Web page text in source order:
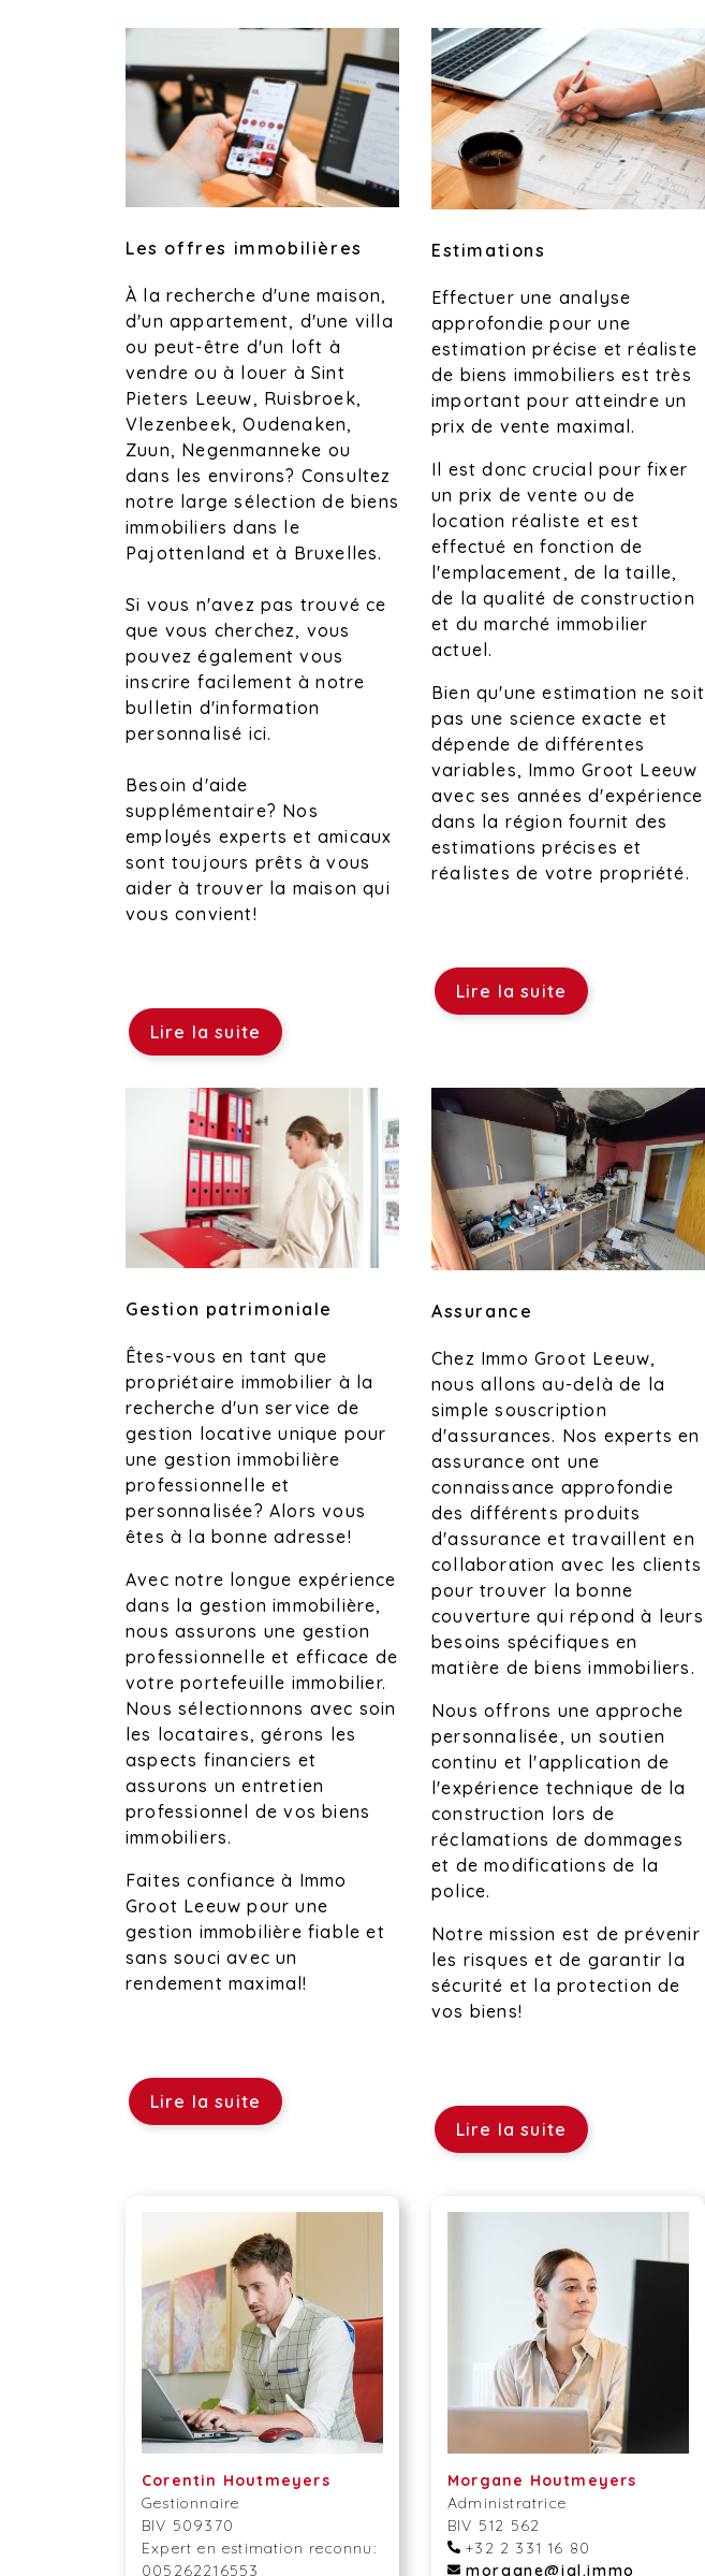
Les offres immobilières
À la recherche d'une maison,
d'un appartement, d'une villa
ou peut-être d'un loft à
vendre ou à louer à Sint
Pieters Leeuw, Ruisbroek,
Vlezenbeek, Oudenaken,
Zuun, Negenmanneke ou
dans les environs? Consultez
notre large sélection de biens
immobiliers dans le
Pajottenland et à Bruxelles.
Si vous n'avez pas trouvé ce
que vous cherchez, vous
pouvez également vous
inscrire facilement à notre
bulletin d'information
personnalisé ici.
Besoin d'aide
supplémentaire? Nos
employés experts et amicaux
sont toujours prêts à vous
aider à trouver la maison qui
vous convient!
Lire la suite
Estimations
Effectuer une analyse
approfondie pour une
estimation précise et réaliste
de biens immobiliers est très
important pour atteindre un
prix de vente maximal.
Il est donc crucial pour fixer
un prix de vente ou de
location réaliste et est
effectué en fonction de
l'emplacement, de la taille,
de la qualité de construction
et du marché immobilier
actuel.
Bien qu'une estimation ne soit
pas une science exacte et
dépende de différentes
variables, Immo Groot Leeuw
avec ses années d'expérience
dans la région fournit des
estimations précises et
réalistes de votre propriété.
Lire la suite
Gestion patrimoniale
Êtes-vous en tant que
propriétaire immobilier à la
recherche d'un service de
gestion locative unique pour
une gestion immobilière
professionnelle et
personnalisée? Alors vous
êtes à la bonne adresse!
Avec notre longue expérience
dans la gestion immobilière,
nous assurons une gestion
professionnelle et efficace de
votre portefeuille immobilier.
Nous sélectionnons avec soin
les locataires, gérons les
aspects financiers et
assurons un entretien
professionnel de vos biens
immobiliers.
Faites confiance à Immo
Groot Leeuw pour une
gestion immobilière fiable et
sans souci avec un
rendement maximal!
Lire la suite
Assurance
Chez Immo Groot Leeuw,
nous allons au-delà de la
simple souscription
d'assurances. Nos experts en
assurance ont une
connaissance approfondie
des différents produits
d'assurance et travaillent en
collaboration avec les clients
pour trouver la bonne
couverture qui répond à leurs
besoins spécifiques en
matière de biens immobiliers.
Nous offrons une approche
personnalisée, un soutien
continu et l'application de
l'expérience technique de la
construction lors de
réclamations de dommages
et de modifications de la
police.
Notre mission est de prévenir
les risques et de garantir la
sécurité et la protection de
vos biens!
Lire la suite
Corentin Houtmeyers
Gestionnaire
BIV 509370
Expert en estimation reconnu:
005262216553
Morgane Houtmeyers
Administratrice
BIV 512 562
+32 2 331 16 80
morgane@igl.immo